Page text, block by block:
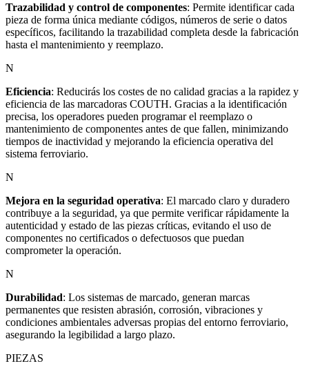
Trazabilidad y control de componentes: Permite identificar cada
pieza de forma única mediante códigos, números de serie o datos
específicos, facilitando la trazabilidad completa desde la fabricación
hasta el mantenimiento y reemplazo.
N
Eficiencia: Reducirás los costes de no calidad gracias a la rapidez y
eficiencia de las marcadoras COUTH. Gracias a la identificación
precisa, los operadores pueden programar el reemplazo o
mantenimiento de componentes antes de que fallen, minimizando
tiempos de inactividad y mejorando la eficiencia operativa del
sistema ferroviario.
N
Mejora en la seguridad operativa: El marcado claro y duradero
contribuye a la seguridad, ya que permite verificar rápidamente la
autenticidad y estado de las piezas críticas, evitando el uso de
componentes no certificados o defectuosos que puedan
comprometer la operación.
N
Durabilidad: Los sistemas de marcado, generan marcas
permanentes que resisten abrasión, corrosión, vibraciones y
condiciones ambientales adversas propias del entorno ferroviario,
asegurando la legibilidad a largo plazo.
PIEZAS